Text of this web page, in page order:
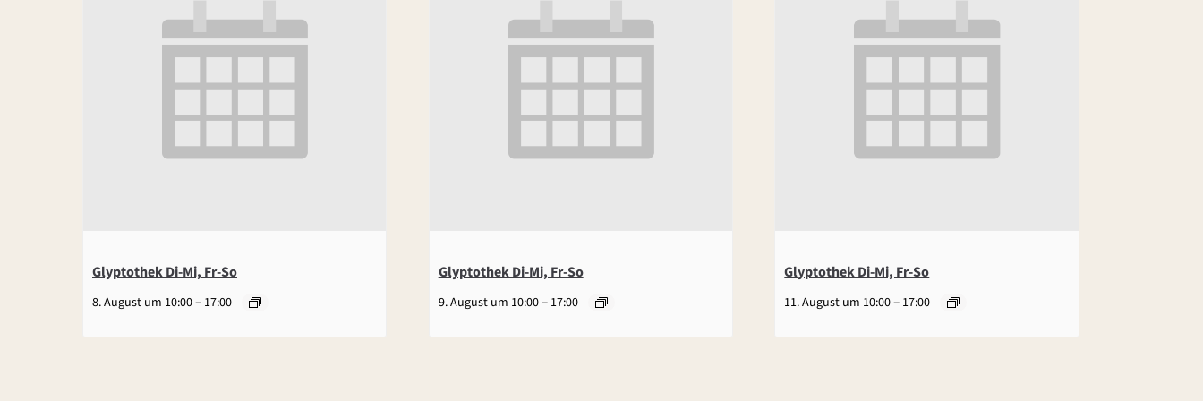
Glyptothek Di-Mi, Fr-So
8. August um 10:00– 17:00
Glyptothek Di-Mi, Fr-So
9. August um 10:00– 17:00
Glyptothek Di-Mi, Fr-So
11. August um 10:00– 17:00